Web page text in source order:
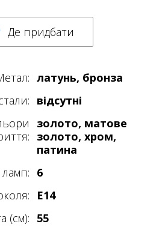
Де придбати
латунь, бронза
відсутні
золото, матове
золото, хром,
патина
ламп: 6
E14
(см): 55